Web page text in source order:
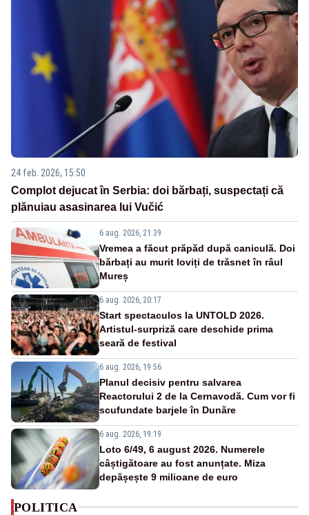
24 feb. 2026, 15:50
Complot dejucat în Serbia: doi bărbați, suspectați că
plănuiau asasinarea lui Vučić
6 aug. 2026, 21:39
Vremea a făcut prăpăd după caniculă. Doi
bărbați au murit loviți de trăsnet în râul
Mureș
6 aug. 2026, 20:17
Start spectaculos la UNTOLD 2026.
Artistul-surpriză care deschide prima
seară de festival
6 aug. 2026, 19:56
Planul decisiv pentru salvarea
Reactorului 2 de la Cernavodă. Cum vor fi
scufundate barjele în Dunăre
6 aug. 2026, 19:19
Loto 6/49, 6 august 2026. Numerele
câștigătoare au fost anunțate. Miza
depășește 9 milioane de euro
POLITICA